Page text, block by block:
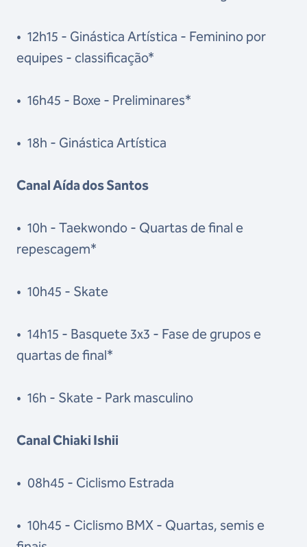
• 12h15 - Ginástica Artística - Feminino por
equipes - classificação*
• 16h45 - Boxe - Preliminares*
• 18h - Ginástica Artística
Canal Aída dos Santos
• 10h - Taekwondo - Quartas de final e
repescagem*
• 10h45 - Skate
• 14h15 - Basquete 3x3 - Fase de grupos e
quartas de final*
• 16h - Skate - Park masculino
Canal Chiaki Ishii
• 08h45 - Ciclismo Estrada
• 10h45 - Ciclismo BMX - Quartas, semis e